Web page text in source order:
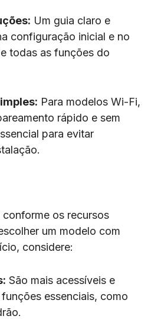
Um guia claro e
configuração inicial e no
todas as funções do
Para modelos Wi-Fi,
rápido e sem
para evitar
os recursos
um modelo com
considere:
São mais acessíveis e
essenciais, como